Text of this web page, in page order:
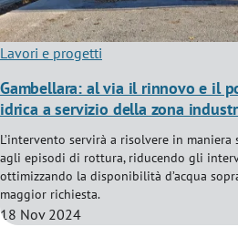
Lavori e progetti
Gambellara: al via il rinnovo e il
idrica a servizio della zona
L’intervento servirà a risolvere in
agli episodi di rottura, riducendo gli
ottimizzando la disponibilità d’acqua
maggior richiesta.
18 Nov 2024